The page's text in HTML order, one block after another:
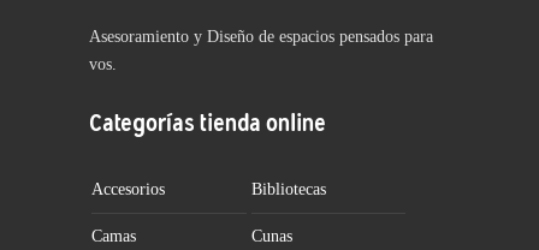
Asesoramiento y Diseño de espacios pensados para
vos.
Categorías tienda online
Accesorios Bibliotecas
Camas Cunas